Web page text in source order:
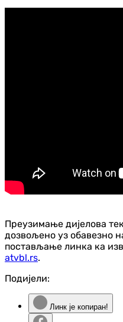
Преузимање дијелова
дозвољено уз обавезно
постављање линка ка
atvbl.rs.
Подијели:
Линк је копиран!